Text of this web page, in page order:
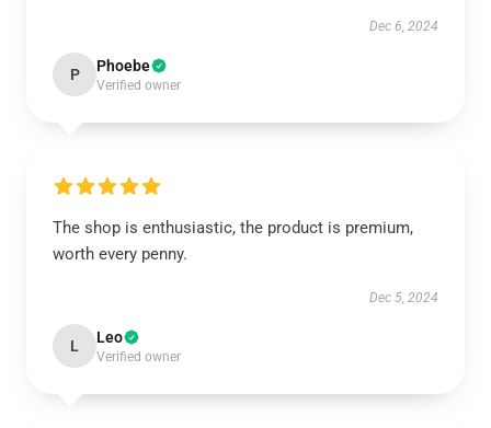
Dec 6, 2024
P Phoebe
Verified owner
The shop is enthusiastic, the product is premium,
worth every penny.
Dec 5, 2024
L Leo
Verified owner